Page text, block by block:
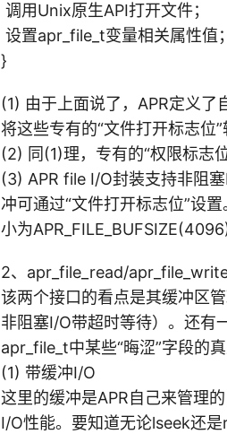
调用Unix原生API打开文件；
设置apr_file_t变量相关属性
}
(1) 由于上面说了，APR定义了
将这些专有的“文件打开标志位
(2) 同(1)理，专有的“权限标志
(3) APR file I/O封装支持非阻
冲可通过“文件打开标志位”设
小为
2、apr_file_read/
该两个接口的看点是其缓冲区
非阻塞I/O带超时等待）。还有
apr_file_t中某些“晦涩”字段的真
(1) 带缓冲I/O
这里的缓冲是APR自己来管理
I/O性能。要知道无论lseek还